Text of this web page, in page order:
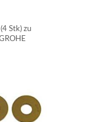
Stk) zu